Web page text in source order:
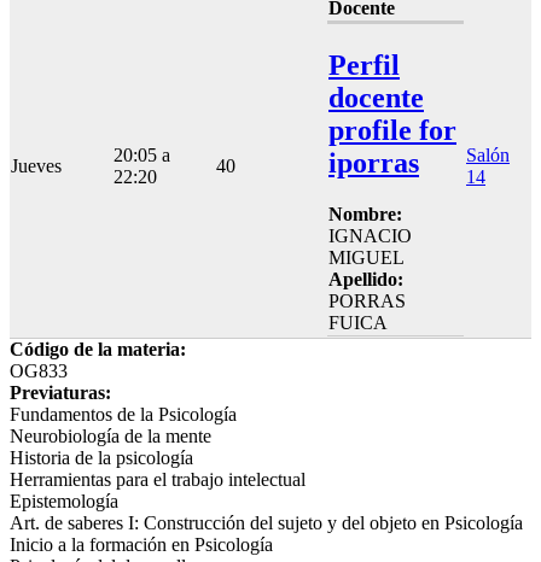
Jueves
20:05 a
22:20
40
Docente
Perfil
docente
profile for
iporras
Nombre:
IGNACIO
MIGUEL
Apellido:
PORRAS
FUICA
Salón
14
Código de la materia:
OG833
Previaturas:
Fundamentos de la Psicología
Neurobiología de la mente
Historia de la psicología
Herramientas para el trabajo intelectual
Epistemología
Art. de saberes I: Construcción del sujeto y del objeto en Psicología
Inicio a la formación en Psicología